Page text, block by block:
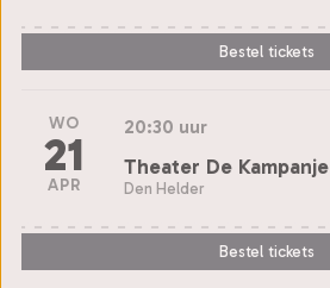
Bestel tickets
WO
21
APR
20:30 uur
Theater De Kampanje
Den Helder
Bestel tickets